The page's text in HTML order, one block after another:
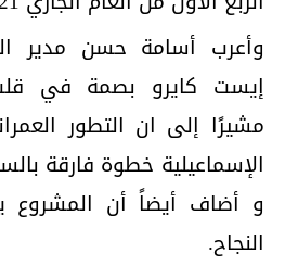
وأعرب أسامة حسن مدير
إيست كايرو بصمة في
مشيرًا إلى ان التطور
الإسماعيلية خطوة فارقة
و أضاف أيضاً أن المشروع
النجاح.